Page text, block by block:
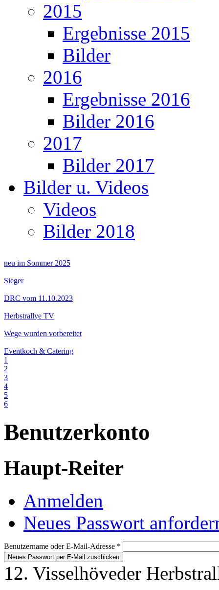
2015
Ergebnisse 2015
Bilder
2016
Ergebnisse 2016
Bilder 2016
2017
Bilder 2017
Bilder u. Videos
Videos
Bilder 2018
neu im Sommer 2025
Sieger
DRC vom 11.10.2023
Herbstrallye TV
Wege wurden vorbereitet
Eventkoch & Catering
1
2
3
4
5
6
Benutzerkonto
Haupt-Reiter
Anmelden
Neues Passwort
Benutzername oder E-Mail-Adresse *
12. Visselhöveder